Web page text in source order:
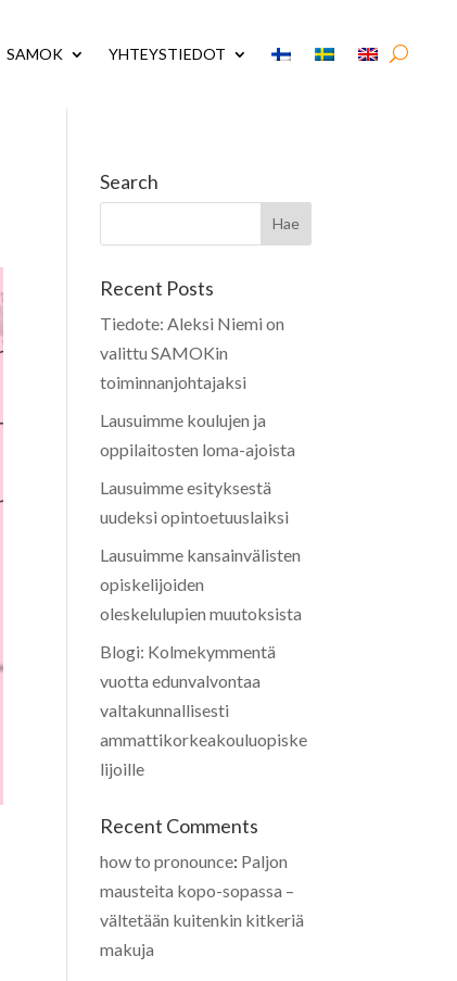
SAMOK YHTEYSTIEDOT
Search
Recent Posts
Tiedote: Aleksi Niemi on
valittu SAMOKin
toiminnanjohtajaksi
Lausuimme koulujen ja
oppilaitosten loma-ajoista
Lausuimme esityksestä
uudeksi opintoetuuslaiksi
Lausuimme kansainvälisten
opiskelijoiden
oleskelulupien muutoksista
Blogi: Kolmekymmentä
vuotta edunvalvontaa
valtakunnallisesti
ammattikorkeakouluopiske
lijoille
Recent Comments
how to pronounce: Paljon
mausteita kopo-sopassa –
vältetään kuitenkin kitkeriä
makuja